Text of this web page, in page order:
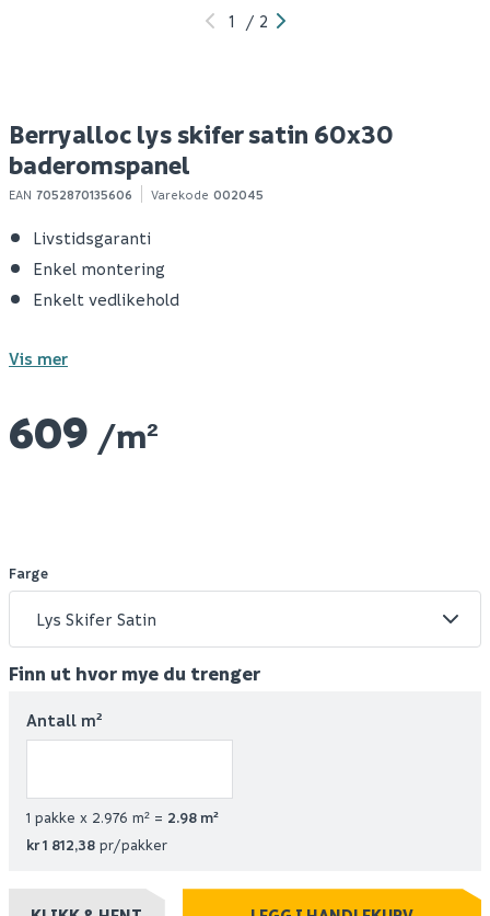
1 / 2
Berryalloc lys skifer satin 60x30
baderomspanel
EAN 7052870135606 Varekode 002045
Livstidsgaranti
Enkel montering
Enkelt vedlikehold
Vis mer
609 /m²
Farge
Finn ut hvor mye du trenger
Antall m²
1 pakke x 2.976 m² = 2.98m²
kr 1 812,38 pr/pakker